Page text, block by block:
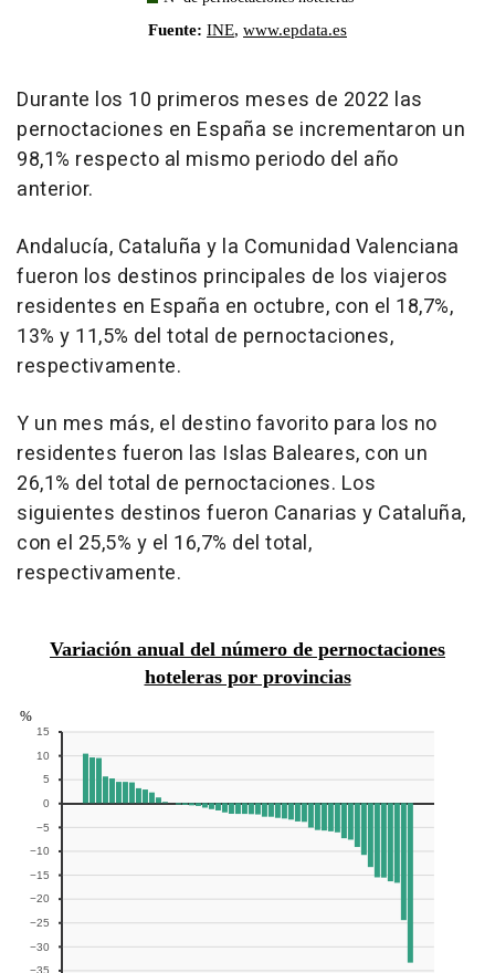
Durante los 10 primeros meses de 2022 las
pernoctaciones en España se incrementaron un
98,1% respecto al mismo periodo del año
anterior.
Andalucía, Cataluña y la Comunidad Valenciana
fueron los destinos principales de los viajeros
residentes en España en octubre, con el 18,7%,
13% y 11,5% del total de pernoctaciones,
respectivamente.
Y un mes más, el destino favorito para los no
residentes fueron las Islas Baleares, con un
26,1% del total de pernoctaciones. Los
siguientes destinos fueron Canarias y Cataluña,
con el 25,5% y el 16,7% del total,
respectivamente.